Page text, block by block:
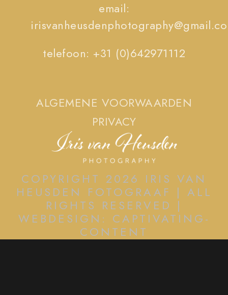
email:
telefoon: +31 (0)642971112
ALGEMENE VOORWAARDEN
PRIVACY
COPYRIGHT 2026 IRIS VAN
HEUSDEN FOTOGRAAF | ALL
RIGHTS RESERVED |
WEBDESIGN: CAPTIVATING-
CONTENT